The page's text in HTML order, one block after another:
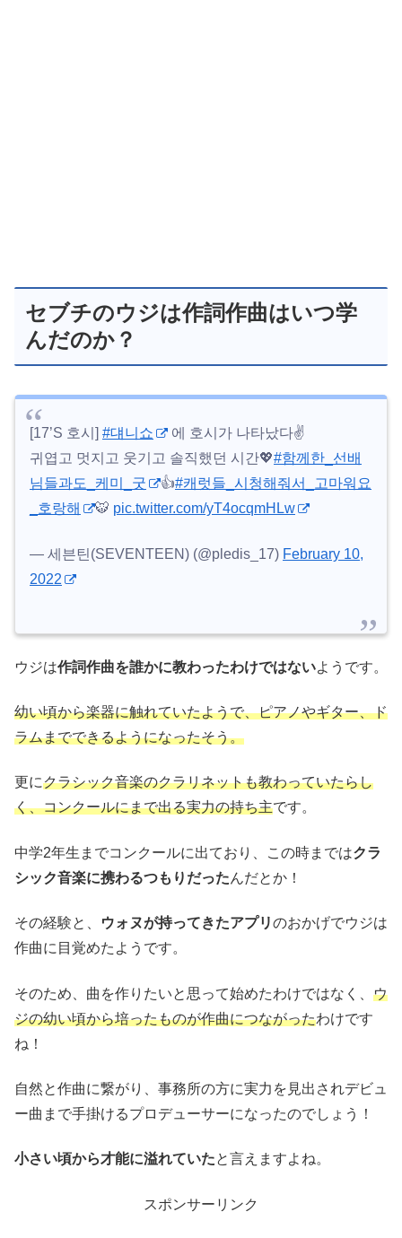
セブチのウジは作詞作曲はいつ学
んだのか？
[17’S 호시] #댸니쇼
에 호시가 나타났다✌️
귀엽고 멋지고 웃기고 솔직했던 시간💖#함께한_선배
님들과도_케미_굿
👍#캐럿들_시청해줘서_고마워요
_호랑해
🐯 pic.twitter.com/yT4ocqmHLw
— 세븐틴(SEVENTEEN) (@pledis_17) February 10,
2022
ウジは作詞作曲を誰かに教わったわけではないようです。
幼い頃から楽器に触れていたようで、ピアノやギター、ド
ラムまでできるようになったそう。
更にクラシック音楽のクラリネットも教わっていたらし
く、コンクールにまで出る実力の持ち主です。
中学2年生までコンクールに出ており、この時まではクラ
シック音楽に携わるつもりだったんだとか！
その経験と、 ウォヌが持ってきたアプリのおかげでウジは
作曲に目覚めたようです。
そのため、曲を作りたいと思って始めたわけではなく、 ウ
ジの幼い頃から培ったものが作曲につながったわけです
ね！
自然と作曲に繋がり、事務所の方に実力を見出されデビュ
ー曲まで手掛けるプロデューサーになったのでしょう！
小さい頃から才能に溢れていたと言えますよね。
スポンサーリンク